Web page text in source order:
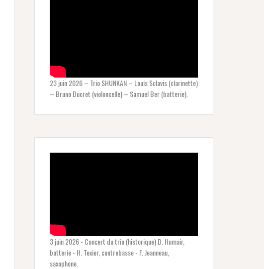
23 juin 2026 – Trio SHUNKAN – Louis Sclavis (clarinette)
– Bruno Ducret (violoncelle) – Samuel Ber (batterie).
3 juin 2026 - Concert du trio (historique) D. Humair,
batterie - H. Texier, contrebasse - F. Jeanneau,
saxophone.